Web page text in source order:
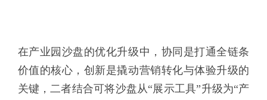
在产业园沙盘的优化升级中，协同是打通全链条
价值的核心，创新是撬动营销转化与体验升级的
关键，二者结合可将沙盘从“展示工具”升级为“产